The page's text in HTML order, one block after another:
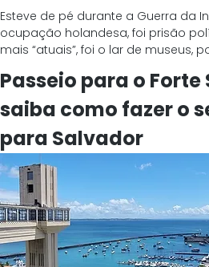
Esteve de pé durante a Guerra da
ocupação holandesa, foi prisão
mais “atuais”, foi o lar de museus,
Passeio para o Forte
saiba como fazer o
para Salvador